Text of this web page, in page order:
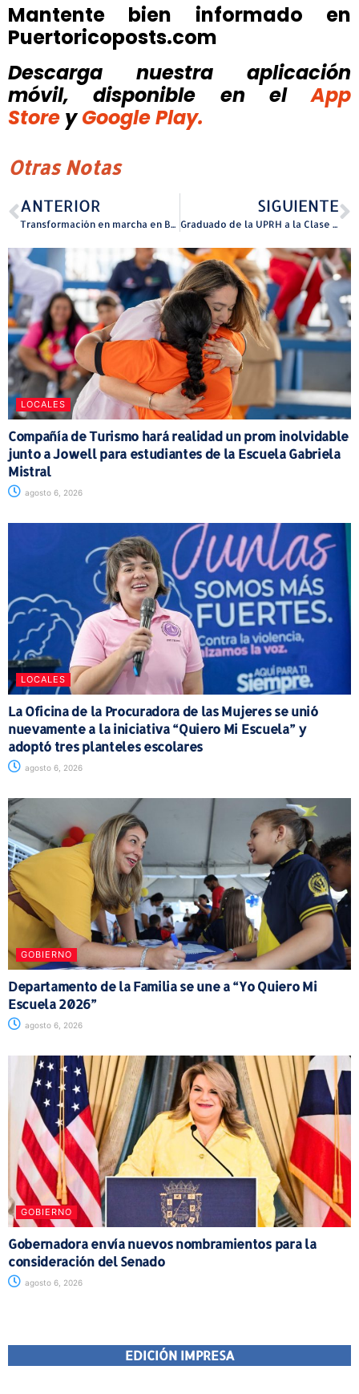
Mantente bien informado en
Puertoricoposts.com
Descarga nuestra aplicación
móvil, disponible
en el
App
Store y Google Play.
Otras Notas
ANTERIOR
Transformación en marcha en Brisas de Cuchillas: Morovis invierte en viviendas más seguras y dignas
SIGUIENTE
Graduado de la UPRH a la Clase 2025
LOCALES
Compañía de Turismo hará realidad un prom inolvidable
junto a Jowell para estudiantes de la Escuela Gabriela
Mistral
agosto 6, 2026
LOCALES
La Oficina de la Procuradora de las Mujeres se unió
nuevamente a la iniciativa “Quiero Mi Escuela” y
adoptó tres planteles escolares
agosto 6, 2026
GOBIERNO
Departamento de la Familia se une a “Yo Quiero Mi
Escuela 2026”
agosto 6, 2026
GOBIERNO
Gobernadora envía nuevos nombramientos para la
consideración del Senado
agosto 6, 2026
EDICIÓN IMPRESA